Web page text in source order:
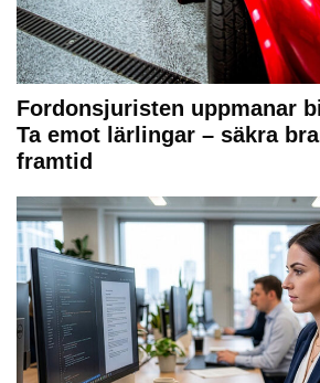
Fordonsjuristen uppmanar
Ta emot lärlingar – säkra
framtid